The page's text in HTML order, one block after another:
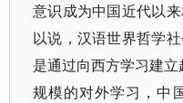
意识成为中国近代以
以说，汉语世界哲学
是通过向西方学习建
规模的对外学习，中